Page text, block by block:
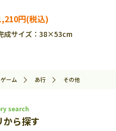
円
成サイズ：38×53cm
ーム あ行 その他
search
から探す